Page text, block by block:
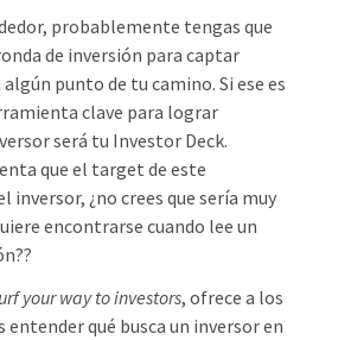
probablemente tengas que
de inversión para captar
punto de tu camino. Si ese es
clave para lograr
será tu Investor Deck.
que el target de este
inversor, ¿no crees que sería muy
encontrarse cuando lee un
your way to investors, ofrece a los
entender qué busca un inversor en